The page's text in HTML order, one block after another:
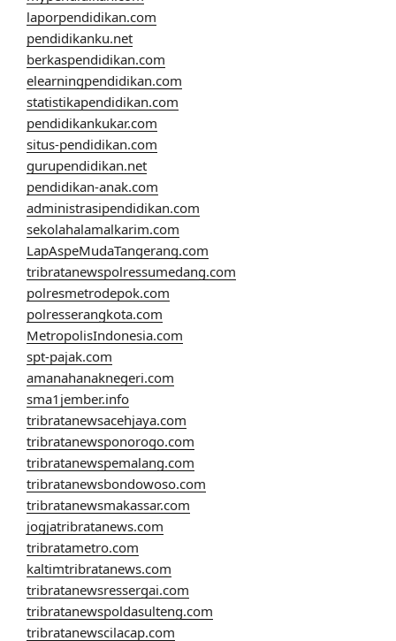
laporpendidikan.com
pendidikanku.net
berkaspendidikan.com
elearningpendidikan.com
statistikapendidikan.com
pendidikankukar.com
situs-pendidikan.com
gurupendidikan.net
pendidikan-anak.com
administrasipendidikan.com
sekolahalamalkarim.com
LapAspeMudaTangerang.com
tribratanewspolressumedang.com
polresmetrodepok.com
polresserangkota.com
MetropolisIndonesia.com
spt-pajak.com
amanahanaknegeri.com
sma1jember.info
tribratanewsacehjaya.com
tribratanewsponorogo.com
tribratanewspemalang.com
tribratanewsbondowoso.com
tribratanewsmakassar.com
jogjatribratanews.com
tribratametro.com
kaltimtribratanews.com
tribratanewsressergai.com
tribratanewspoldasulteng.com
tribratanewscilacap.com